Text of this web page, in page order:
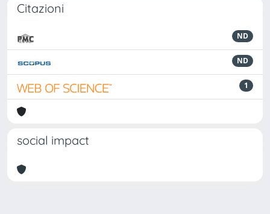
Citazioni
ND
ND
1
social impact